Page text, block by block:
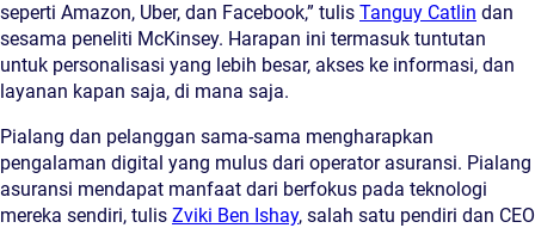
seperti Amazon, Uber, dan Facebook,” tulis Tanguy Catlin dan
sesama peneliti McKinsey. Harapan ini termasuk tuntutan
untuk personalisasi yang lebih besar, akses ke informasi, dan
layanan kapan saja, di mana saja.
Pialang dan pelanggan sama-sama mengharapkan
pengalaman digital yang mulus dari operator asuransi. Pialang
asuransi mendapat manfaat dari berfokus pada teknologi
mereka sendiri, tulis Zviki Ben Ishay, salah satu pendiri dan CEO